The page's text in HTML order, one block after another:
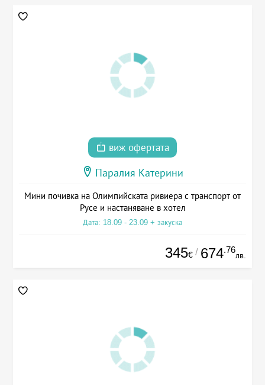
виж офертата
Паралия Катерини
Мини почивка на Олимпийската ривиера с транспорт от
Русе и настаняване в хотел
Дата: 18.09 - 23.09 + закуска
345€ / 674.76
лв.